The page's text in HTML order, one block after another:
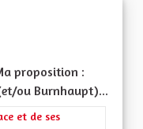
proposition :
ou Burnhaupt)...
L'attractivité
et de ses